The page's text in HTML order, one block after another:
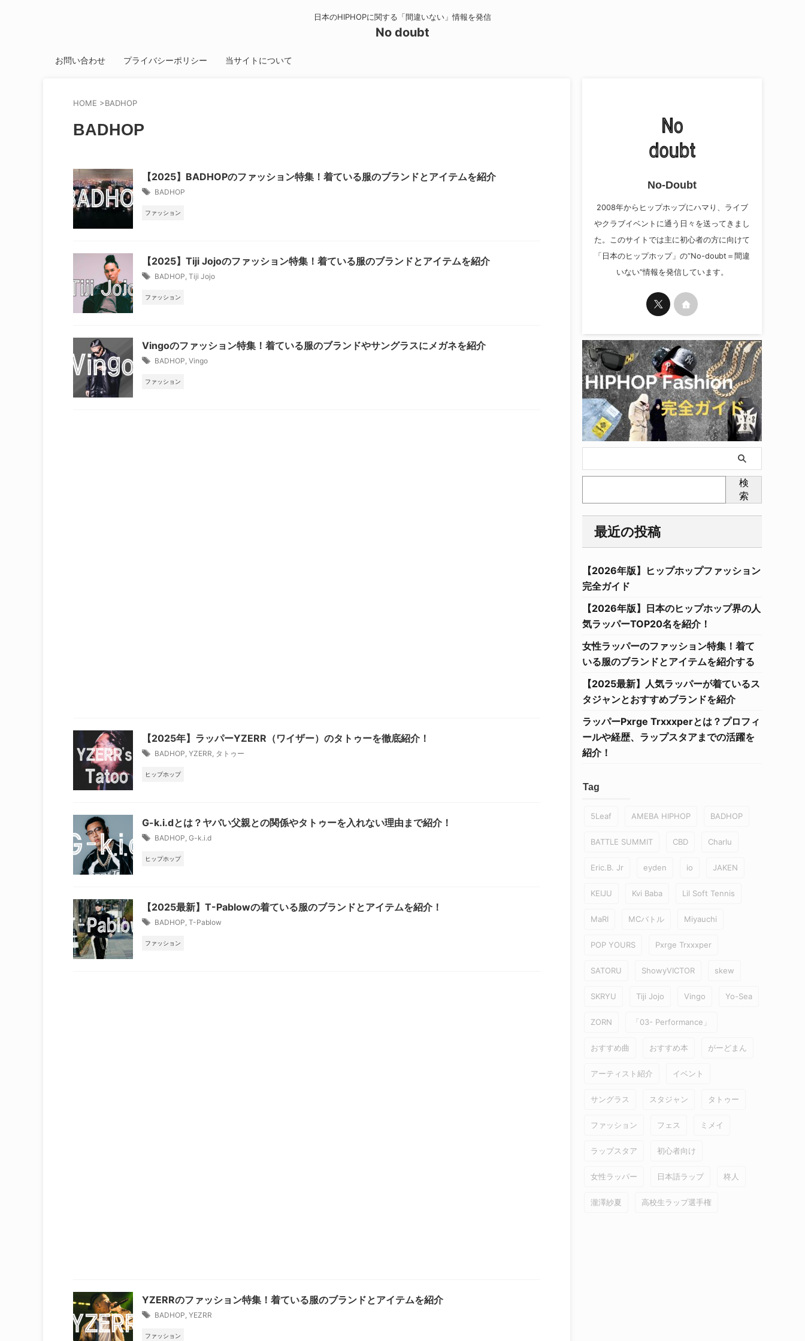
日本のHIPHOPに関する「間違いない」情報を発信
No doubt
お問い合わせ プライバシーポリシー 当サイトについて
HOME >BADHOP
BADHOP
【2025】BADHOPのファッション特集！着ている服のブランドとアイテムを紹介
BADHOP
ファッション
【2025】Tiji Jojoのファッション特集！着ている服のブランドとアイテムを紹介
BADHOP, Tiji Jojo
ファッション
Vingoのファッション特集！着ている服のブランドやサングラスにメガネを紹介
BADHOP, Vingo
ファッション
【2025年】ラッパーYZERR（ワイザー）のタトゥーを徹底紹介！
BADHOP, YZERR, タトゥー
ヒップホップ
G-k.i.dとは？ヤバい父親との関係やタトゥーを入れない理由まで紹介！
BADHOP, G-k.i.d
ヒップホップ
【2025最新】T-Pablowの着ている服のブランドとアイテムを紹介！
BADHOP, T-Pablow
ファッション
YZERRのファッション特集！着ている服のブランドとアイテムを紹介
BADHOP, YEZRR
ファッション
No-Doubt
2008年からヒップホップにハマり、ライブ
やクラブイベントに通う日々を送ってきまし
た。このサイトでは主に初心者の方に向けて
「日本のヒップホップ」の“No-doubt＝間違
いない”情報を発信しています。
検
索
最近の投稿
【2026年版】ヒップホップファッション
完全ガイド
【2026年版】日本のヒップホップ界の人
気ラッパーTOP20名を紹介！
女性ラッパーのファッション特集！着て
いる服のブランドとアイテムを紹介する
【2025最新】人気ラッパーが着ているス
タジャンとおすすめブランドを紹介
ラッパーPxrge Trxxxperとは？プロフィ
ールや経歴、ラップスタアまでの活躍を
紹介！
Tag
5Leaf AMEBA HIPHOP BADHOP
BATTLE SUMMIT CBD Charlu
Eric.B. Jr eyden io JAKEN
KEIJU Kvi Baba Lil Soft Tennis
MaRI MCバトル Miyauchi
POP YOURS Pxrge Trxxxper
SATORU ShowyVICTOR skew
SKRYU Tiji Jojo Vingo Yo-Sea
ZORN 「03- Performance」
おすすめ曲 おすすめ本 がーどまん
アーティスト紹介 イベント
サングラス スタジャン タトゥー
ファッション フェス ミメイ
ラップスタア 初心者向け
女性ラッパー 日本語ラップ 柊人
瀧澤紗夏 高校生ラップ選手権